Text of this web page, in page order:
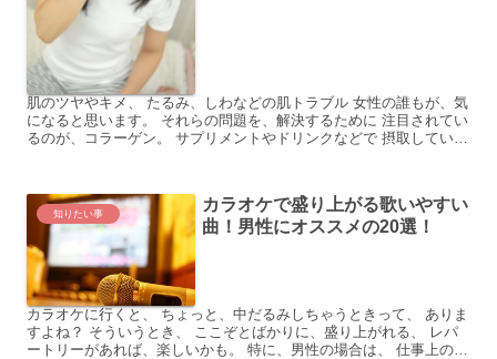
肌のツヤやキメ、 たるみ、しわなどの肌トラブル 女性の誰もが、気
になると思います。 それらの問題を、解決するために 注目されてい
るのが、コラーゲン。 サプリメントやドリンクなどで 摂取している
知りたい事
カラオケで盛り上がる歌いやすい
曲！男性にオススメの20選！
カラオケに行くと、 ちょっと、中だるみしちゃうときって、 ありま
すよね？ そういうとき、 ここぞとばかりに、盛り上がれる、 レパ
ートリーがあれば、楽しいかも。 特に、男性の場合は、 仕事上のお